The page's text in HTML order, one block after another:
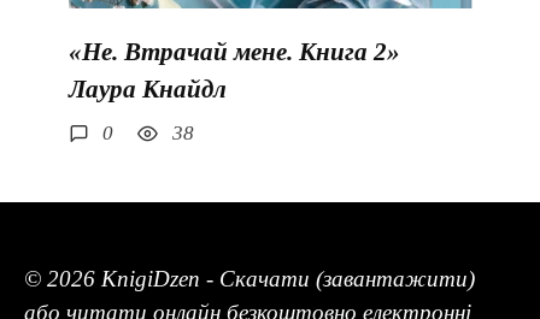
«Не. Втрачай мене. Книга 2»
Лаура Кнайдл
0 38
© 2026 KnigiDzen - Скачати (завантажити)
або читати онлайн безкоштовно електронні